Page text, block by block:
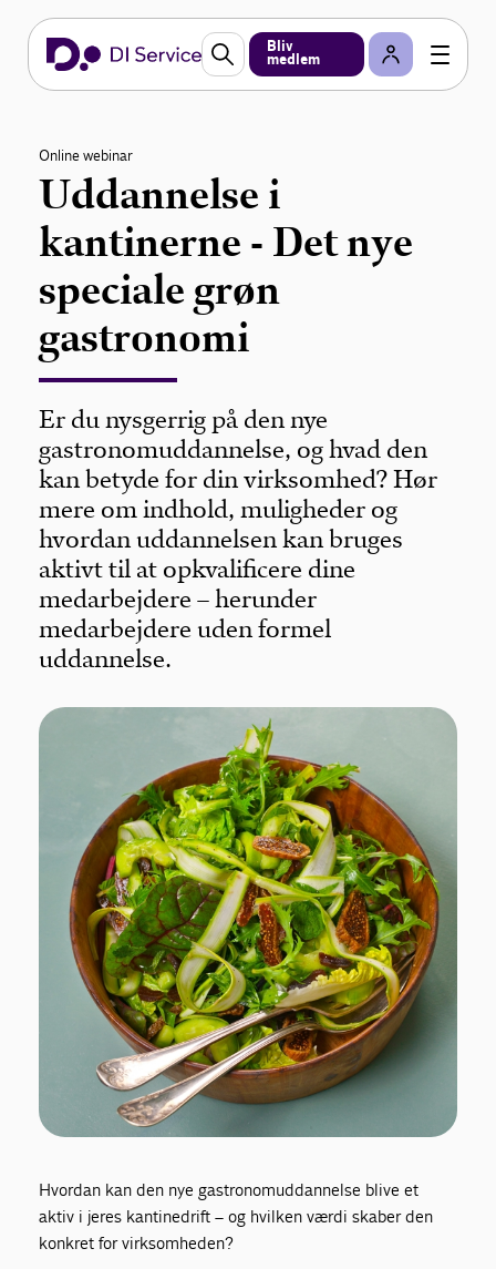
Bliv
medlem
Online webinar
Uddannelse i
kantinerne - Det nye
speciale grøn
gastronomi
Er du nysgerrig på den nye
gastronomuddannelse, og hvad den
kan betyde for din virksomhed? Hør
mere om indhold, muligheder og
hvordan uddannelsen kan bruges
aktivt til at opkvalificere dine
medarbejdere – herunder
medarbejdere uden formel
uddannelse.
Hvordan kan den nye gastronomuddannelse blive et
aktiv i jeres kantinedrift – og hvilken værdi skaber den
konkret for virksomheden?